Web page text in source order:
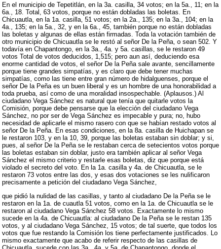
En el municipio de Tepetitlán, en la 3a. casilla, 34 votos; en la 5a., 11; en la
6a., 18. Total, 63 votos, porque no están dobladas las boletas. En
Chicuautla, en la 1a. casilla, 51 votos; en la 2a., 135; en la 3a., 104; en la
4a., 135; en la 5a., 32, y en la 6a., 45, también porque no están dobladas
las boletas y algunas de ellas están firmadas. Toda la votación también de
otro municipio de Chicuautla se le restó al señor De la Peña, o sean 502. Y
todavía en Chapantongo, en la 3a., 4a. y 5a. casillas, se le restaron 49
votos Total de votos deducidos, 1,515; pero aun así, deduciendo esa
enorme cantidad de votos, el señor De la Peña sale avante, sencillamente
porque tiene grandes simpatías, y es claro que debe tener muchas
simpatías, como las tiene entre gran número de hidalguenses, porque el
señor De la Peña es un buen liberal y es un hombre de una honorabilidad a
toda prueba, así como de una moralidad insospechable. (Aplausos.) Al
ciudadano Vega Sánchez es natural que tenía que quitarle votos la
Comisión, porque debe pensarse que la elección del ciudadano Vega
Sánchez, no por ser de Vega Sánchez es impecable y pura; no, hubo
necesidad de aplicarle el mismo rasero con que se habían restado votos al
señor De la Peña. En esas condiciones, en la 8a. casilla de Huichapan se
le restaron 103, y en la 10, 39, porque las boletas estaban sin doblar; y si,
pues, al señor De la Peña se le restaban cerca de setecientos votos porque
las boletas estaban sin doblar, justo era también aplicar al señor Vega
Sánchez el mismo criterio y restarle esas boletas, diz que porque está
violado el secreto del voto. En la 1a. casilla y 4a. de Chicuautla, se le
restaron 73 votos entre las dos, y esas dos votaciones se les nulificaron
precisamente a petición del ciudadano Vega Sánchez,
que pidió la nulidad de las casillas, y tanto al ciudadano De la Peña se le
restaron en la 1a. de cuautla 51 votos, como en la 1a. de Chicuautla se le
restaron al ciudadano Vega Sánchez 58 votos. Exactamente lo mismo
sucede en la 4a. de Chicuautla: al ciudadano De la Peña se le restan 135
votos, y al ciudadano Vega Sánchez, 15 votos; de tal suerte, que todos los
votos que fue restando la Comisión los tiene perfectamente justificados. Lo
mismo exactamente que acabo de referir respecto de las casillas de